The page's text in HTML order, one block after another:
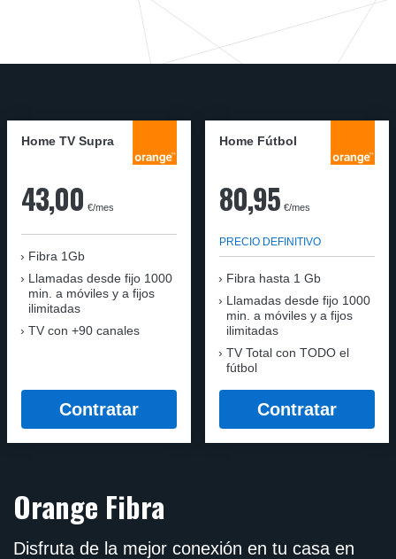
Home TV Supra
43,00 €/mes
Fibra 1Gb
Llamadas desde fijo 1000
min. a móviles y a fijos
ilimitadas
TV con +90 canales
Contratar
Home Fútbol
80,95 €/mes
PRECIO DEFINITIVO
Fibra hasta 1 Gb
Llamadas desde fijo 1000
min. a móviles y a fijos
ilimitadas
TV Total con TODO el
fútbol
Contratar
Orange Fibra
Disfruta de la mejor conexión en tu casa en